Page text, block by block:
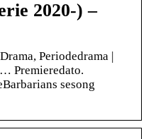
2020-) –
Periodedrama |
Premieredato.
sesong